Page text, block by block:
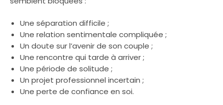
Une séparation difficile ;
Une relation sentimentale compliquée ;
Un doute sur l’avenir de son couple ;
Une rencontre qui tarde à arriver ;
Une période de solitude ;
Un projet professionnel incertain ;
Une perte de confiance en soi.